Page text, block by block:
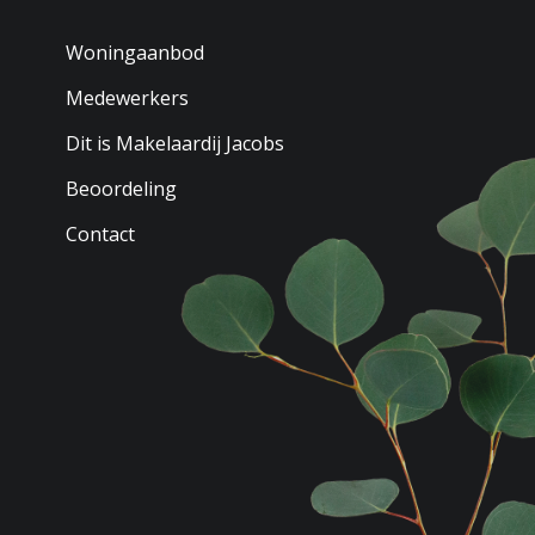
Woningaanbod
Medewerkers
Dit is Makelaardij Jacobs
Beoordeling
Contact